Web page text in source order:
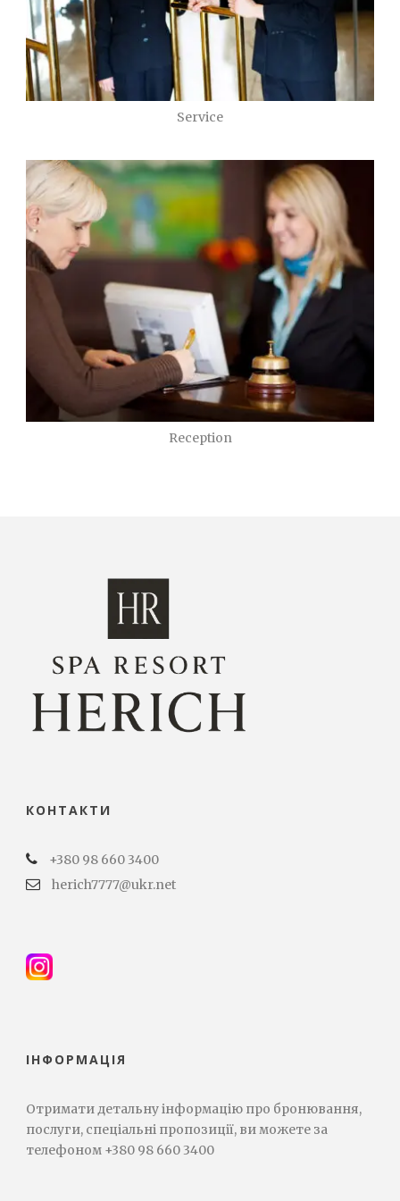
Service
Reception
КОНТАКТИ
+380 98 660 3400
herich7777@ukr.net
ІНФОРМАЦІЯ
Отримати детальну інформацію про бронювання,
послуги, спеціальні пропозиції, ви можете за
телефоном +380 98 660 3400